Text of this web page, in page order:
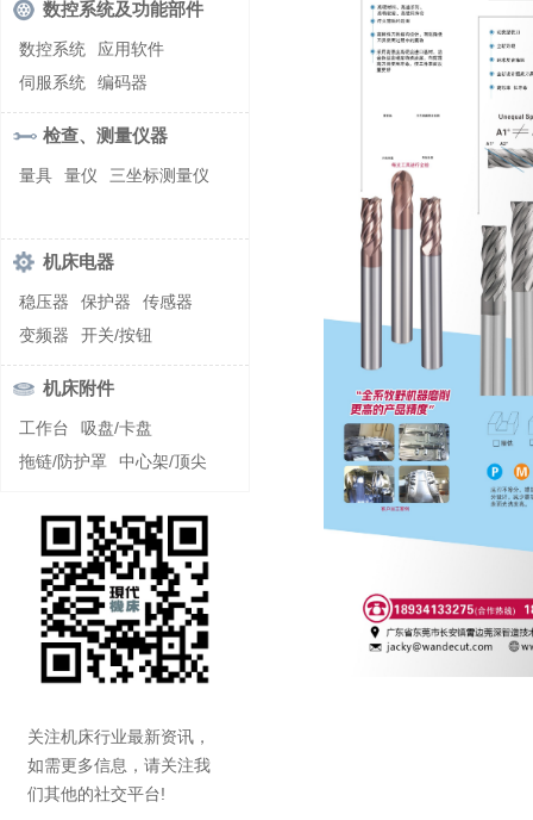
数控系统及功能部件
数控系统
应用软件
伺服系统
编码器
检查、测量仪器
量具 量仪 三坐标测量仪
机床电器
稳压器 保护器
传感器
变频器
开关/按钮
机床附件
工作台
吸盘/卡盘
拖链/防护罩
中心架/顶尖
关注机床行业最新资讯，
如需更多信息，请关注我
们其他的社交平台!